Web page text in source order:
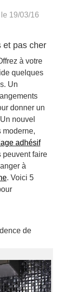
19/03/16
et pas cher
à votre
quelques
Un
donner un
nouvel
moderne,
adhésif
peuvent faire
à
. Voici 5
de